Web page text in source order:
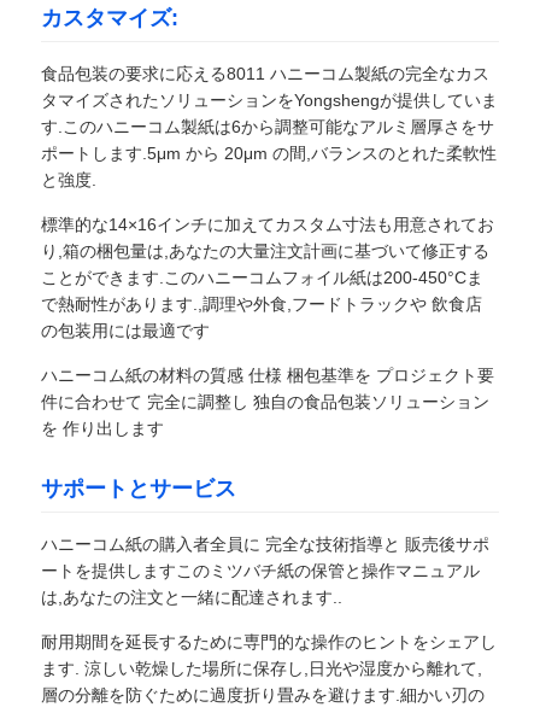
カスタマイズ:
食品包装の要求に応える8011 ハニーコム製紙の完全なカス
タマイズされたソリューションをYongshengが提供していま
す.このハニーコム製紙は6から調整可能なアルミ層厚さをサ
ポートします.5μm から 20μm の間,バランスのとれた柔軟性
と強度.
標準的な14×16インチに加えてカスタム寸法も用意されてお
り,箱の梱包量は,あなたの大量注文計画に基づいて修正する
ことができます.このハニーコムフォイル紙は200-450°Cま
で熱耐性があります.,調理や外食,フードトラックや 飲食店
の包装用には最適です
ハニーコム紙の材料の質感 仕様 梱包基準を プロジェクト要
件に合わせて 完全に調整し 独自の食品包装ソリューション
を 作り出します
サポートとサービス
ハニーコム紙の購入者全員に 完全な技術指導と 販売後サポ
ートを提供しますこのミツバチ紙の保管と操作マニュアル
は,あなたの注文と一緒に配達されます..
耐用期間を延長するために専門的な操作のヒントをシェアし
ます. 涼しい乾燥した場所に保存し,日光や湿度から離れて,
層の分離を防ぐために過度折り畳みを避けます.細かい刃の